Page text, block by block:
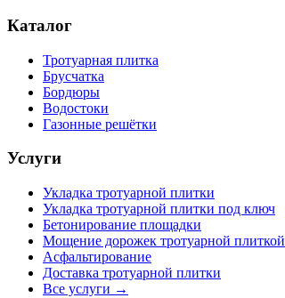
Каталог
Тротуарная плитка
Брусчатка
Бордюры
Водостоки
Газонные решётки
Услуги
Укладка тротуарной плитки
Укладка тротуарной плитки под ключ
Бетонирование площадки
Мощение дорожек тротуарной плиткой
Асфальтирование
Доставка тротуарной плитки
Все услуги →